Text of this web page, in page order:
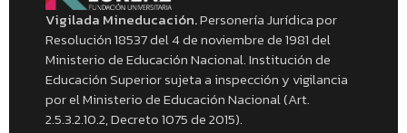
Vigilada Mineducación.Personería Jurídica por
Resolución 18537 del 4 de noviembre de 1981 del
Ministerio de Educación Nacional. Institución de
Educación Superior sujeta a inspección y vigilancia
por el Ministerio de Educación Nacional (Art.
2.5.3.2.10.2, Decreto 1075 de 2015).